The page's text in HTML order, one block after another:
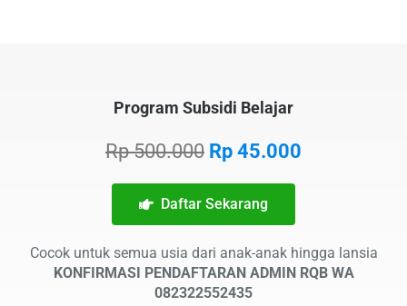
Program Subsidi Belajar
Rp 500.000 Rp 45.000
Daftar Sekarang
Cocok untuk semua usia dari anak-anak hingga lansia
KONFIRMASI PENDAFTARAN ADMIN RQB WA
082322552435